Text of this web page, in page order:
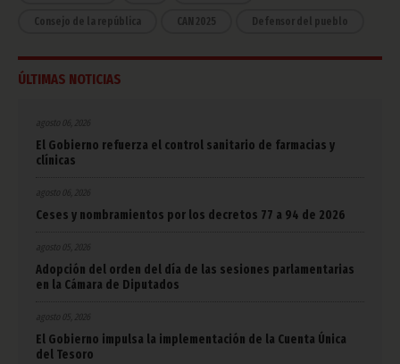
Consejo de la república CAN 2025 Defensor del pueblo
ÚLTIMAS NOTICIAS
agosto 06, 2026
El Gobierno refuerza el control sanitario de farmacias y
clínicas
agosto 06, 2026
Ceses y nombramientos por los decretos 77 a 94 de 2026
Adopción del orden del día de las sesiones parlamentarias
en la Cámara de Diputados
El Gobierno impulsa la implementación de la Cuenta Única
del Tesoro